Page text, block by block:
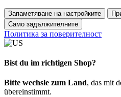
Запаметяване на настройките
Само задължителните
Политика за поверителност
Bist du im richtigen Shop?
Bitte wechsle zum Land, das mit
übereinstimmt.